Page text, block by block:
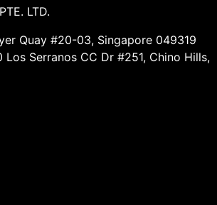
LTD.
Quay #20-03, Singapore 049319
Los Serranos CC Dr #251, Chino Hills,